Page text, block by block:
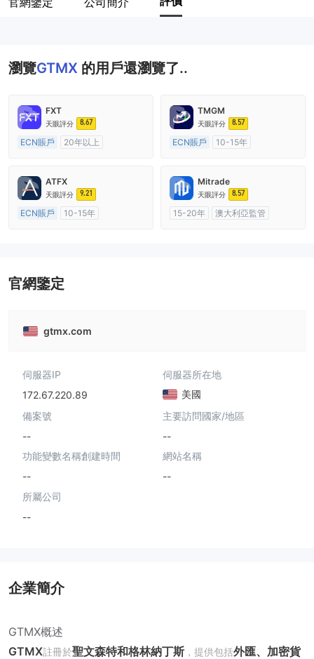
瀏覽GTMX 的用戶還瀏覽了..
FXT
天眼評分 8.67
ECN賬戶
20年以上
主標MT4
TMGM
天眼評分 8.57
ECN賬戶
10-15年
主標MT4
ATFX
天眼評分 9.21
ECN賬戶
10-15年
Mitrade
天眼評分 8.57
15-20年
澳大利亞監管
官網鑒定
gtmx.com
伺服器IP
172.67.220.89
伺服器所在地
美國
備案號
--
主要訪問國家/地區
--
功能變數名稱創建時間
--
網站名稱
--
所屬公司
--
企業簡介
GTMX概述
GTMX註冊於聖文森特和格林納丁斯 ，提供包括外匯、加密貨